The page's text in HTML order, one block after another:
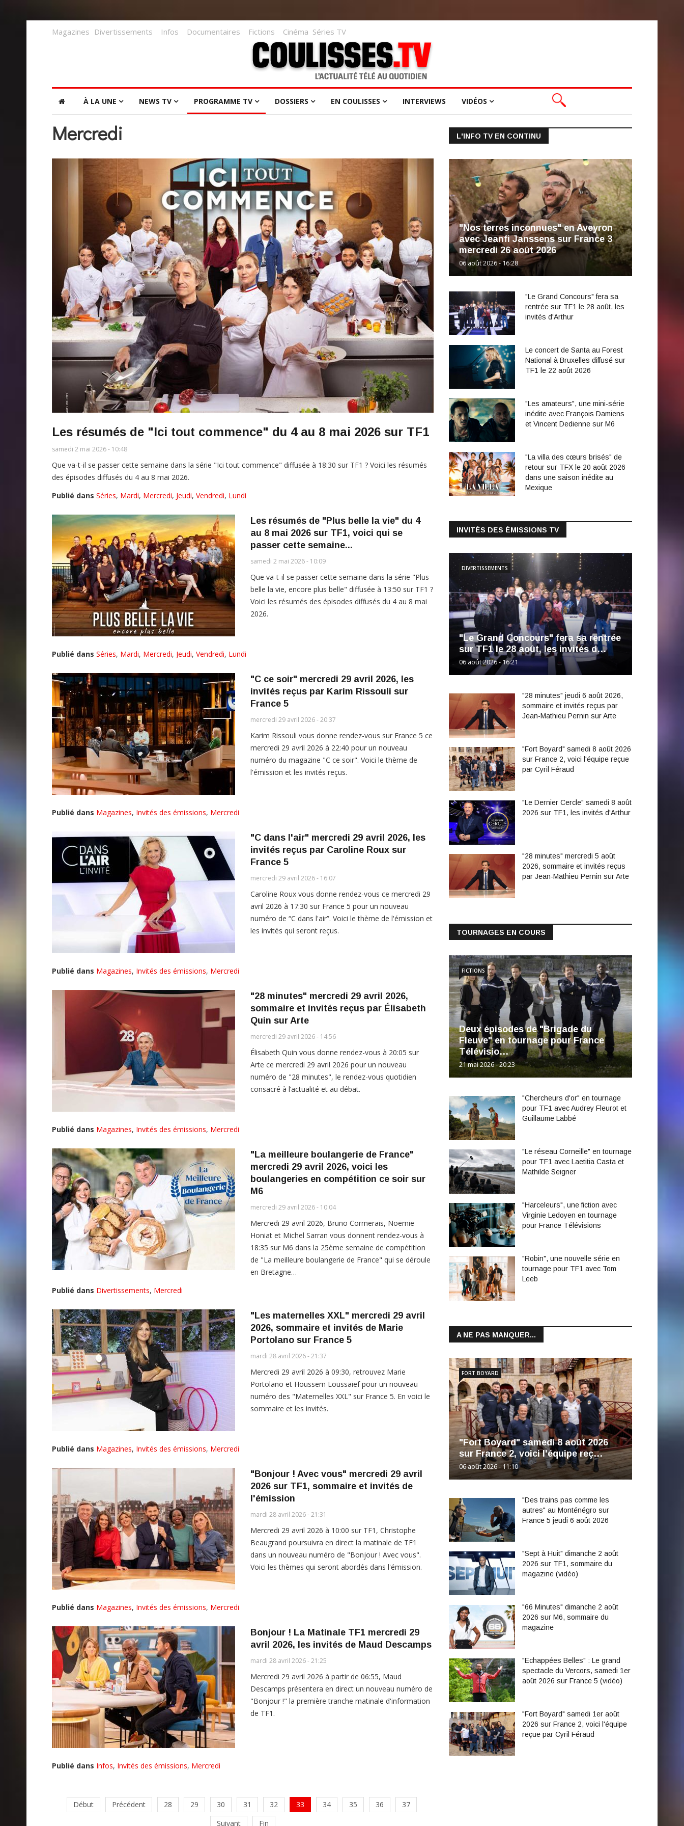
Magazines Divertissements Infos Documentaires Fictions Cinéma Séries TV
À LA UNE NEWS TV PROGRAMME TV DOSSIERS EN COULISSES INTERVIEWS VIDÉOS
Mercredi
Les résumés de "Ici tout commence" du 4 au 8 mai 2026 sur TF1
samedi 2 mai 2026 - 10:48
Que va-t-il se passer cette semaine dans la série "Ici tout commence" diffusée à 18:30 sur TF1 ? Voici les résumés
des épisodes diffusés du 4 au 8 mai 2026.
Publié dans Séries, Mardi, Mercredi, Jeudi, Vendredi, Lundi
Les résumés de "Plus belle la vie" du 4
au 8 mai 2026 sur TF1, voici qui se
passer cette semaine...
samedi 2 mai 2026 - 10:09
Que va-t-il se passer cette semaine dans la série "Plus
belle la vie, encore plus belle" diffusée à 13:50 sur TF1 ?
Voici les résumés des épisodes diffusés du 4 au 8 mai
2026.
Publié dans Séries, Mardi, Mercredi, Jeudi, Vendredi, Lundi
"C ce soir" mercredi 29 avril 2026, les
invités reçus par Karim Rissouli sur
France 5
mercredi 29 avril 2026 - 20:37
Karim Rissouli vous donne rendez-vous sur France 5 ce
mercredi 29 avril 2026 à 22:40 pour un nouveau
numéro du magazine "C ce soir". Voici le thème de
l'émission et les invités reçus.
Publié dans Magazines, Invités des émissions, Mercredi
"C dans l'air" mercredi 29 avril 2026, les
invités reçus par Caroline Roux sur
France 5
mercredi 29 avril 2026 - 16:07
Caroline Roux vous donne rendez-vous ce mercredi 29
avril 2026 à 17:30 sur France 5 pour un nouveau
numéro de “C dans l'air”. Voici le thème de l'émission et
les invités qui seront reçus.
Publié dans Magazines, Invités des émissions, Mercredi
"28 minutes" mercredi 29 avril 2026,
sommaire et invités reçus par Élisabeth
Quin sur Arte
mercredi 29 avril 2026 - 14:56
Élisabeth Quin vous donne rendez-vous à 20:05 sur
Arte ce mercredi 29 avril 2026 pour un nouveau
numéro de "28 minutes", le rendez-vous quotidien
consacré à l’actualité et au débat.
Publié dans Magazines, Invités des émissions, Mercredi
"La meilleure boulangerie de France"
mercredi 29 avril 2026, voici les
boulangeries en compétition ce soir sur
M6
mercredi 29 avril 2026 - 10:04
Mercredi 29 avril 2026, Bruno Cormerais, Noëmie
Honiat et Michel Sarran vous donnent rendez-vous à
18:35 sur M6 dans la 25ème semaine de compétition
de "La meilleure boulangerie de France" qui se déroule
en Bretagne…
Publié dans Divertissements, Mercredi
"Les maternelles XXL" mercredi 29 avril
2026, sommaire et invités de Marie
Portolano sur France 5
mardi 28 avril 2026 - 21:37
Mercredi 29 avril 2026 à 09:30, retrouvez Marie
Portolano et Houssem Loussaief pour un nouveau
numéro des "Maternelles XXL" sur France 5. En voici le
sommaire et les invités.
Publié dans Magazines, Invités des émissions, Mercredi
"Bonjour ! Avec vous" mercredi 29 avril
2026 sur TF1, sommaire et invités de
l'émission
mardi 28 avril 2026 - 21:31
Mercredi 29 avril 2026 à 10:00 sur TF1, Christophe
Beaugrand poursuivra en direct la matinale de TF1
dans un nouveau numéro de "Bonjour ! Avec vous".
Voici les thèmes qui seront abordés dans l'émission.
Publié dans Magazines, Invités des émissions, Mercredi
Bonjour ! La Matinale TF1 mercredi 29
avril 2026, les invités de Maud Descamps
mardi 28 avril 2026 - 21:25
Mercredi 29 avril 2026 à partir de 06:55, Maud
Descamps présentera en direct un nouveau numéro de
"Bonjour !" la première tranche matinale d'information
de TF1.
Publié dans Infos, Invités des émissions, Mercredi
Début Précédent 28 29 30 31 32 33 34 35 36
37
Suivant
Fin
L'INFO TV EN CONTINU
"Nos terres inconnues" en Aveyron
avec Jeanfi Janssens sur France 3
mercredi 26 août 2026
06 août 2026 - 16:28
"Le Grand Concours" fera sa
rentrée sur TF1 le 28 août, les
invités d'Arthur
Le concert de Santa au Forest
National à Bruxelles diffusé sur
TF1 le 22 août 2026
"Les amateurs", une mini-série
inédite avec François Damiens
et Vincent Dedienne sur M6
"La villa des cœurs brisés" de
retour sur TFX le 20 août 2026
dans une saison inédite au
Mexique
INVITÉS DES ÉMISSIONS TV
"Le Grand Concours" fera sa rentrée
sur TF1 le 28 août, les invités d…
06 août 2026 - 16:21
DIVERTISSEMENTS
"28 minutes" jeudi 6 août 2026,
sommaire et invités reçus par
Jean-Mathieu Pernin sur Arte
"Fort Boyard" samedi 8 août 2026
sur France 2, voici l'équipe reçue
par Cyril Féraud
"Le Dernier Cercle" samedi 8 août
2026 sur TF1, les invités d'Arthur
"28 minutes" mercredi 5 août
2026, sommaire et invités reçus
par Jean-Mathieu Pernin sur Arte
TOURNAGES EN COURS
Deux épisodes de "Brigade du
Fleuve" en tournage pour France
Télévisio…
21 mai 2026 - 20:23
FICTIONS
"Chercheurs d'or" en tournage
pour TF1 avec Audrey Fleurot et
Guillaume Labbé
"Le réseau Corneille" en tournage
pour TF1 avec Laetitia Casta et
Mathilde Seigner
"Harceleurs", une fiction avec
Virginie Ledoyen en tournage
pour France Télévisions
"Robin", une nouvelle série en
tournage pour TF1 avec Tom
Leeb
A NE PAS MANQUER...
"Fort Boyard" samedi 8 août 2026
sur France 2, voici l'équipe reç…
06 août 2026 - 11:10
FORT BOYARD
"Des trains pas comme les
autres" au Monténégro sur
France 5 jeudi 6 août 2026
"Sept à Huit" dimanche 2 août
2026 sur TF1, sommaire du
magazine (vidéo)
"66 Minutes" dimanche 2 août
2026 sur M6, sommaire du
magazine
"Echappées Belles" : Le grand
spectacle du Vercors, samedi 1er
août 2026 sur France 5 (vidéo)
"Fort Boyard" samedi 1er août
2026 sur France 2, voici l'équipe
reçue par Cyril Féraud